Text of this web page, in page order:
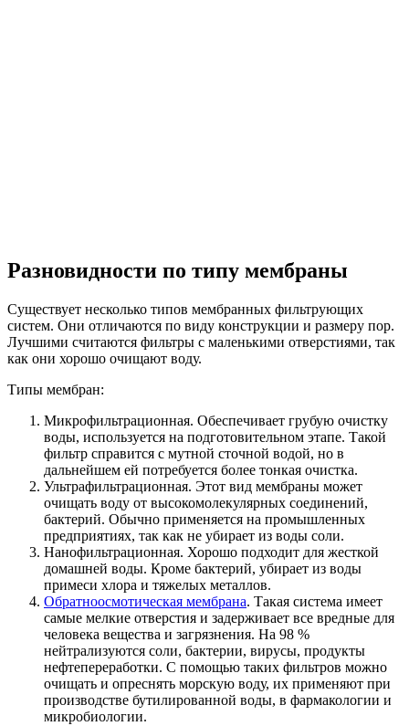
Разновидности по типу мембраны
Существует несколько типов мембранных фильтрующих
систем. Они отличаются по виду конструкции и размеру пор.
Лучшими считаются фильтры с маленькими отверстиями, так
как они хорошо очищают воду.
Типы мембран:
Микрофильтрационная. Обеспечивает грубую очистку
воды, используется на подготовительном этапе. Такой
фильтр справится с мутной сточной водой, но в
дальнейшем ей потребуется более тонкая очистка.
Ультрафильтрационная. Этот вид мембраны может
очищать воду от высокомолекулярных соединений,
бактерий. Обычно применяется на промышленных
предприятиях, так как не убирает из воды соли.
Нанофильтрационная. Хорошо подходит для жесткой
домашней воды. Кроме бактерий, убирает из воды
примеси хлора и тяжелых металлов.
Обратноосмотическая мембрана. Такая система имеет
самые мелкие отверстия и задерживает все вредные для
человека вещества и загрязнения. На 98 %
нейтрализуются соли, бактерии, вирусы, продукты
нефтепереработки. С помощью таких фильтров можно
очищать и опреснять морскую воду, их применяют при
производстве бутилированной воды, в фармакологии и
микробиологии.